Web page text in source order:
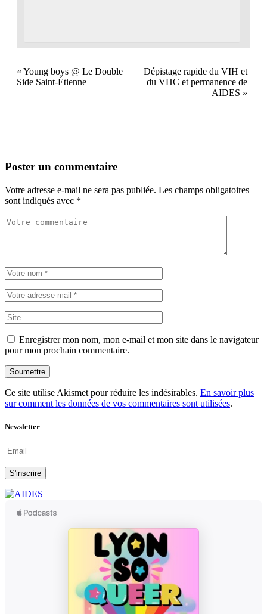
« Young boys @ Le Double
Side Saint-Étienne
Dépistage rapide du VIH et
du VHC et permanence de
AIDES »
Poster un commentaire
Votre adresse e-mail ne sera pas publiée. Les champs obligatoires
sont indiqués avec *
Enregistrer mon nom, mon e-mail et mon site dans le navigateur
pour mon prochain commentaire.
Soumettre
Ce site utilise Akismet pour réduire les indésirables. En savoir plus
sur comment les données de vos commentaires sont utilisées.
Newsletter
S'inscrire